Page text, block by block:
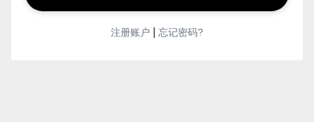
注册账户 忘记密码?